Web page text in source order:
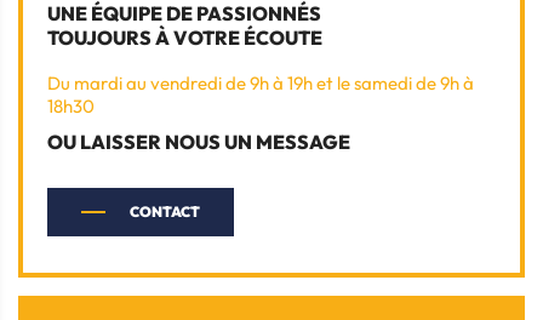
UNE ÉQUIPE DE PASSIONNÉS
TOUJOURS À VOTRE ÉCOUTE
Du mardi au vendredi de 9h à 19h et le samedi de 9h à
18h30
OU LAISSER NOUS UN MESSAGE
CONTACT